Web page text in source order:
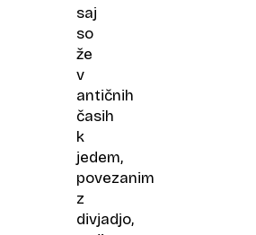
saj
so
že
v
antičnih
časih
k
jedem,
povezanim
z
divjadjo,